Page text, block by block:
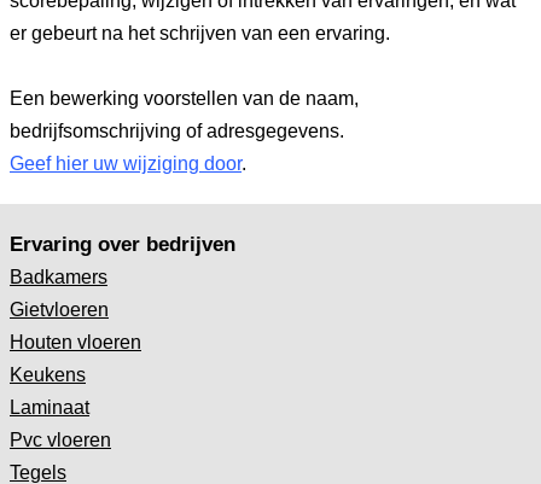
er gebeurt na het schrijven van een ervaring.
Een bewerking voorstellen van de naam,
bedrijfsomschrijving of adresgegevens.
Geef hier uw wijziging door.
Ervaring over bedrijven
Badkamers
Gietvloeren
Houten vloeren
Keukens
Laminaat
Pvc vloeren
Tegels